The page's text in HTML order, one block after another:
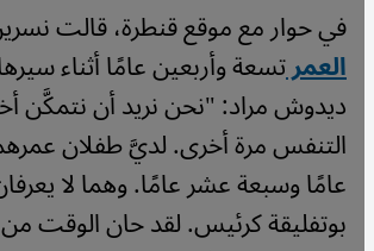
في حوار مع موقع قنطرة، قالت
العمرتسعة وأربعين عامًا أثناء
ديدوش مراد: "نحن نريد أن نتمكَّن
التنفس مرة أخرى. لديَّ طفلان
عامًا وسبعة عشر عامًا. وهما لا
بوتفليقة كرئيس. لقد حان الوقت